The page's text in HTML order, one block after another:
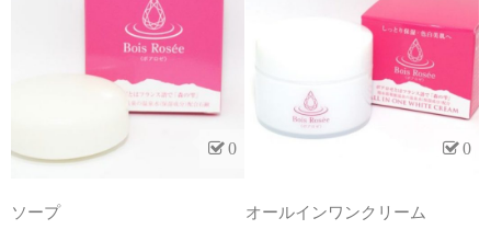
0
ソープ
0
オールインワンクリーム